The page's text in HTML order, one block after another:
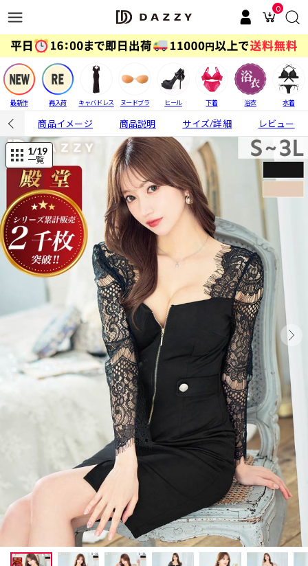
0
最新作 再入荷 キャバドレス ヌードブラ ヒール 下着 浴衣 水着
商品イメージ 商品説明 サイズ/詳細 レビュー
1/19
一覧